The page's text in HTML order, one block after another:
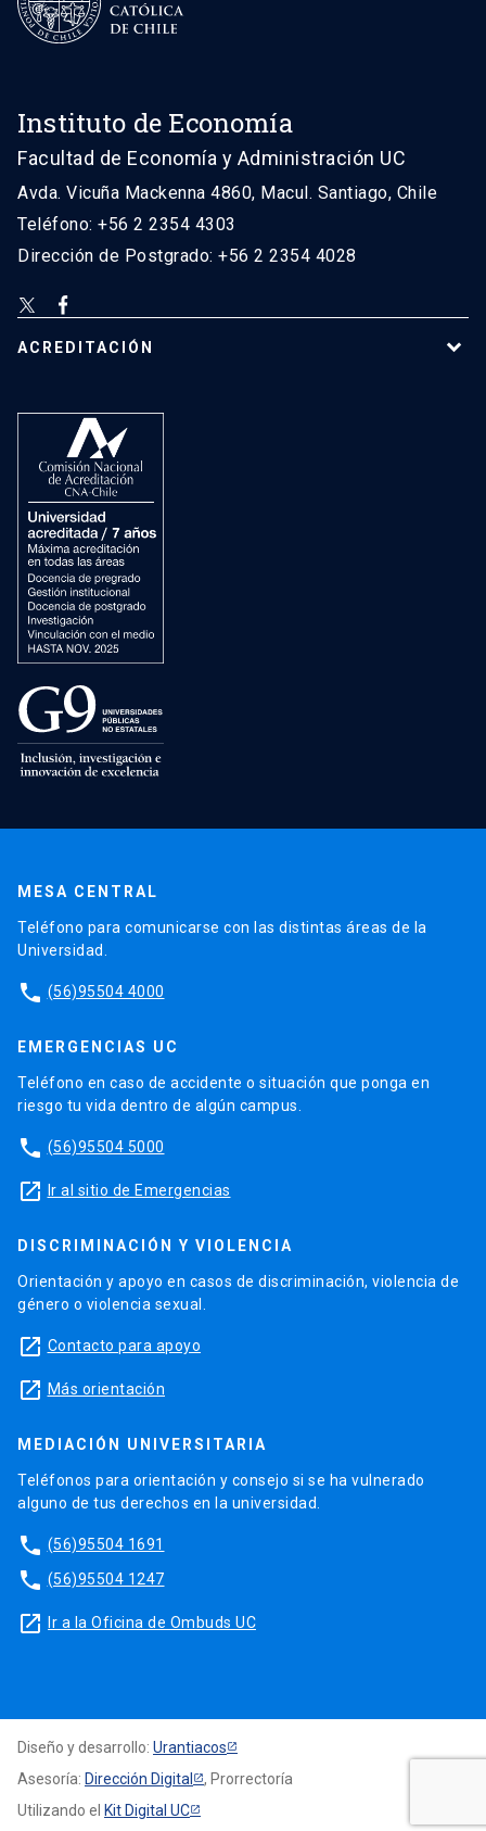
Instituto de Economía
Facultad de Economía y Administración UC
Avda. Vicuña Mackenna 4860, Macul. Santiago, Chile
Teléfono: +56 2 2354 4303
Dirección de Postgrado: +56 2 2354 4028
ACREDITACIÓN
MESA CENTRAL
Teléfono para comunicarse con las distintas áreas de la
Universidad.
phone (56)95504 4000
EMERGENCIAS UC
Teléfono en caso de accidente o situación que ponga en
riesgo tu vida dentro de algún campus.
phone (56)95504 5000
launch Ir al sitio de Emergencias
DISCRIMINACIÓN Y VIOLENCIA
Orientación y apoyo en casos de discriminación, violencia de
género o violencia sexual.
launch Contacto para apoyo
launch Más orientación
MEDIACIÓN UNIVERSITARIA
Teléfonos para orientación y consejo si se ha vulnerado
alguno de tus derechos en la universidad.
phone (56)95504 1691
phone (56)95504 1247
launch Ir a la Oficina de Ombuds UC
Diseño y desarrollo: Urantiacos
Asesoría: Dirección Digital
, Prorrectoría
Utilizando el Kit Digital UC